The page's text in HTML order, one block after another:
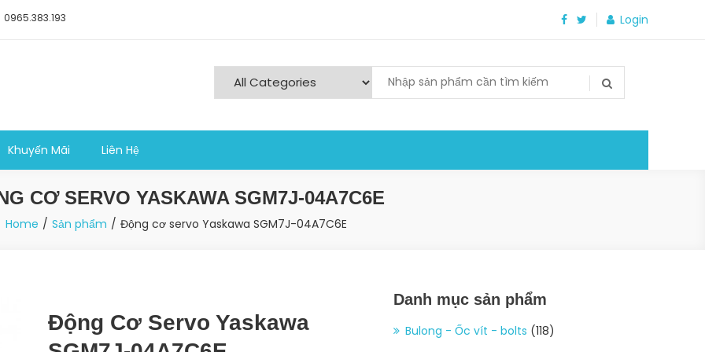
0965.383.193 Login
Khuyến Mãi Liên Hệ
CƠ SERVO YASKAWA SGM7J-04A7C6E
Home Sản phẩm Động cơ servo Yaskawa SGM7J-04A7C6E
Động Cơ Servo Yaskawa
Danh mục sản phẩm
Bulong - Ốc vít - bolts (118)